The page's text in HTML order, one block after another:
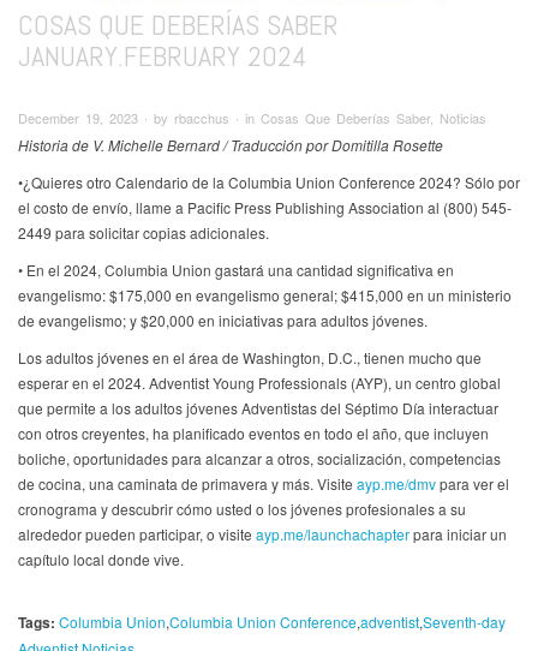
COSAS QUE DEBERÍAS SABER
JANUARY.FEBRUARY 2024
December 19, 2023 ∙ by rbacchus ∙ in Cosas Que Deberías Saber, Noticias
Historia de V. Michelle Bernard / Traducción por Domitilla Rosette
•¿Quieres otro Calendario de la Columbia Union Conference 2024? Sólo por
el costo de envío, llame a Pacific Press Publishing Association al (800) 545-
2449 para solicitar copias adicionales.
• En el 2024, Columbia Union gastará una cantidad significativa en
evangelismo: $175,000 en evangelismo general; $415,000 en un ministerio
de evangelismo; y $20,000 en iniciativas para adultos jóvenes.
Los adultos jóvenes en el área de Washington, D.C., tienen mucho que
esperar en el 2024. Adventist Young Professionals (AYP), un centro global
que permite a los adultos jóvenes Adventistas del Séptimo Día interactuar
con otros creyentes, ha planificado eventos en todo el año, que incluyen
boliche, oportunidades para alcanzar a otros, socialización, competencias
de cocina, una caminata de primavera y más. Visite ayp.me/dmvpara ver el
cronograma y descubrir cómo usted o los jóvenes profesionales a su
alrededor pueden participar, o visite ayp.me/launchachapterpara iniciar un
capítulo local donde vive.
Tags: Columbia Union Columbia Union ConferenceadventistSeventh-day